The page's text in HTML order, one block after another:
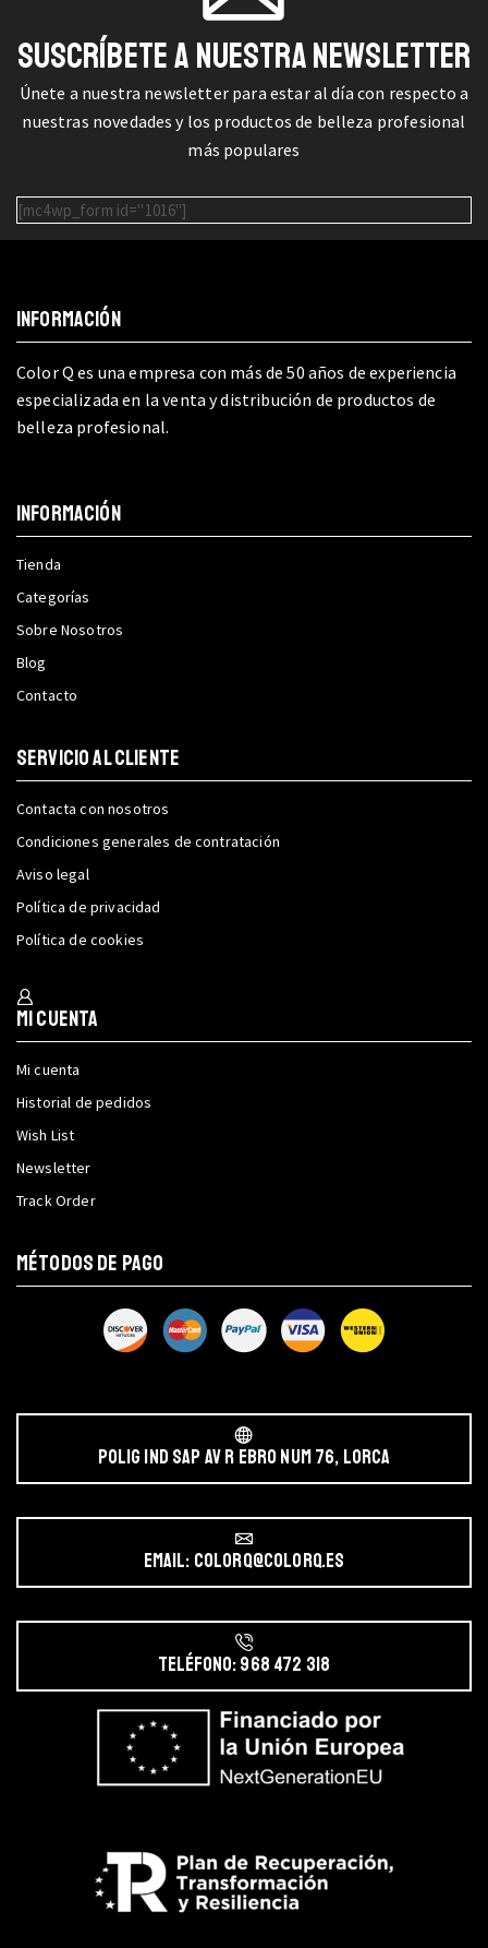
SUSCRÍBETE A NUESTRA NEWSLETTER
Únete a nuestra newsletter para estar al día con respecto a
nuestras novedades y los productos de belleza profesional
más populares
[mc4wp_form id="1016"]
INFORMACIÓN
Color Q es una empresa con más de 50 años de experiencia
especializada en la venta y distribución de productos de
belleza profesional.
INFORMACIÓN
Tienda
Categorías
Sobre Nosotros
Blog
Contacto
SERVICIO AL CLIENTE
Contacta con nosotros
Condiciones generales de contratación
Aviso legal
Política de privacidad
Política de cookies
Mi cuenta
Mi cuenta
Historial de pedidos
Wish List
Newsletter
Track Order
MÉTODOS DE PAGO
POLIG IND SAP AV r EBRO NUM 76, LORCA
Email: colorq@colorq.es
Teléfono: 968 472 318